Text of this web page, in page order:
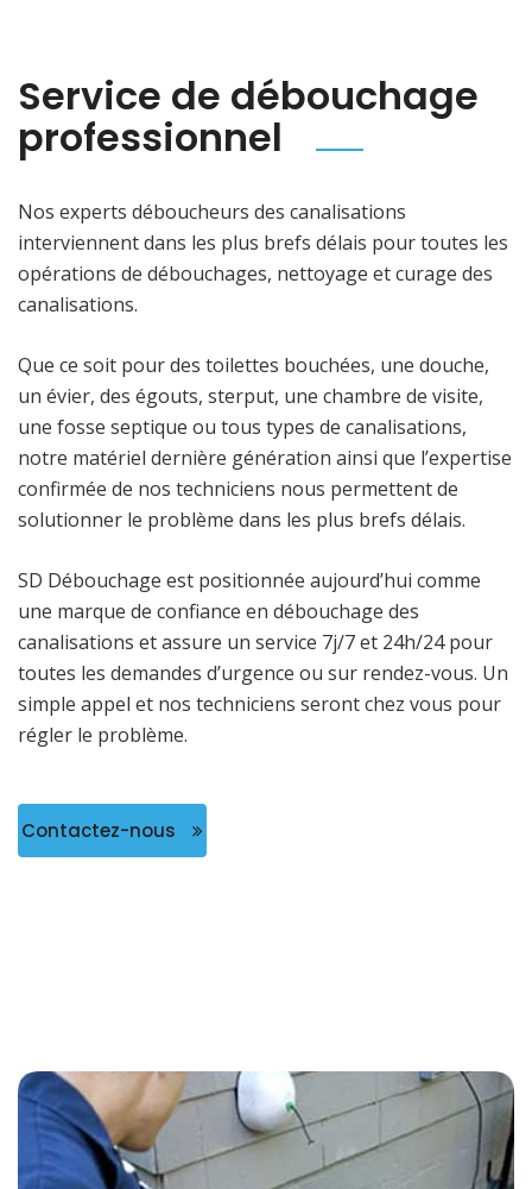
Service de débouchage
professionnel
Nos experts déboucheurs des canalisations
interviennent dans les plus brefs délais pour toutes les
opérations de débouchages, nettoyage et curage des
canalisations.
Que ce soit pour des toilettes bouchées, une douche,
un évier, des égouts, sterput, une chambre de visite,
une fosse septique ou tous types de canalisations,
notre matériel dernière génération ainsi que l’expertise
confirmée de nos techniciens nous permettent de
solutionner le problème dans les plus brefs délais.
SD Débouchage est positionnée aujourd’hui comme
une marque de confiance en débouchage des
canalisations et assure un service 7j/7 et 24h/24 pour
toutes les demandes d’urgence ou sur rendez-vous. Un
simple appel et nos techniciens seront chez vous pour
régler le problème.
Contactez-nous